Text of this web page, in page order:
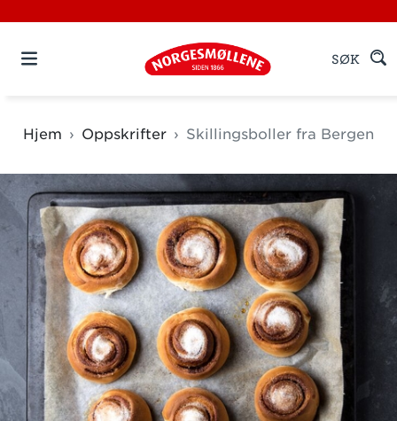
SØK
Hjem Oppskrifter Skillingsboller fra Bergen